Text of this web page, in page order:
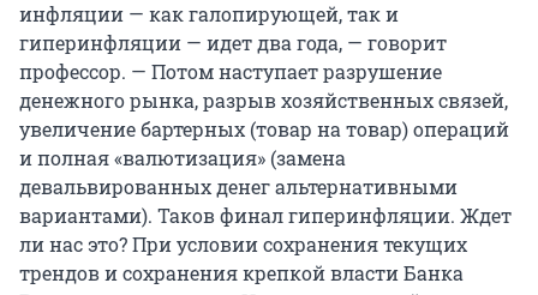
инфляции — как галопирующей, так и
гиперинфляции — идет два года, — говорит
профессор. — Потом наступает разрушение
денежного рынка, разрыв хозяйственных связей,
увеличение бартерных (товар на товар) операций
и полная «валютизация» (замена
девальвированных денег альтернативными
вариантами). Таков финал гиперинфляции. Ждет
ли нас это? При условии сохранения текущих
трендов и сохранения крепкой власти Банка